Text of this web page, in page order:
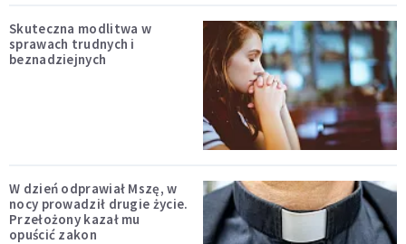
Skuteczna modlitwa w
sprawach trudnych i
beznadziejnych
W dzień odprawiał Mszę, w
nocy prowadził drugie życie.
Przełożony kazał mu
opuścić zakon